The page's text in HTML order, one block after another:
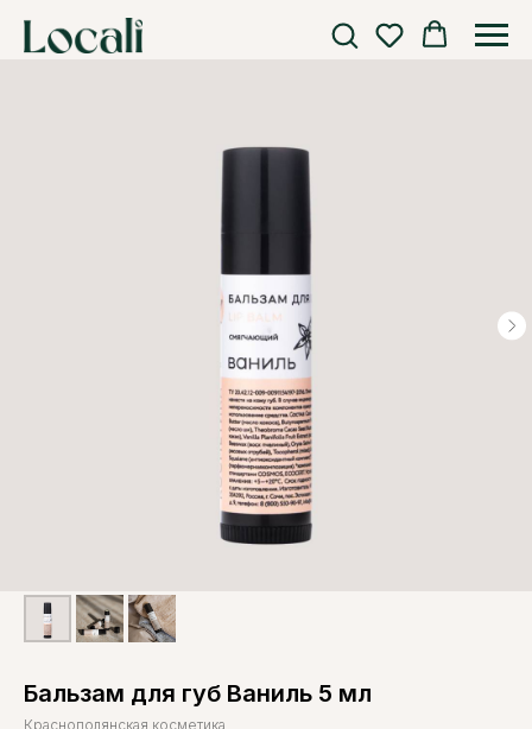
Бальзам для губ Ваниль 5 мл
Краснополянская косметика